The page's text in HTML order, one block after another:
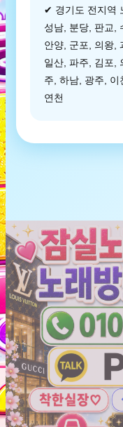
✔ 경기도 전지역
성남, 분당, 판교,
안양, 군포, 의왕,
일산, 파주, 김포,
주, 하남, 광주, 이
연천